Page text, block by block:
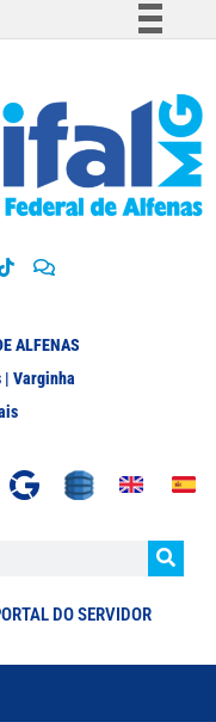
Participe
à informação
Legislação
ALFENAS
| Varginha
DO SERVIDOR